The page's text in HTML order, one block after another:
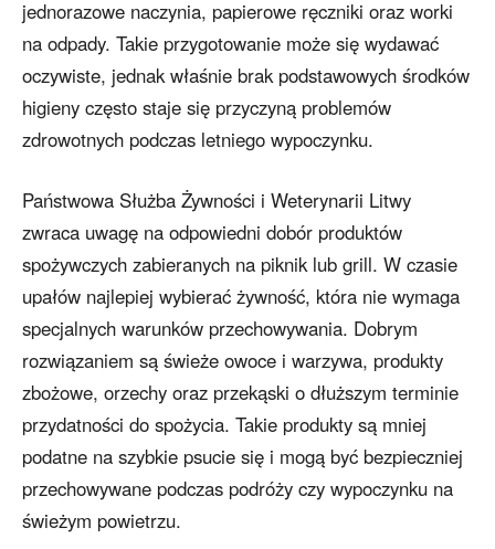
jednorazowe naczynia, papierowe ręczniki oraz worki
na odpady. Takie przygotowanie może się wydawać
oczywiste, jednak właśnie brak podstawowych środków
higieny często staje się przyczyną problemów
zdrowotnych podczas letniego wypoczynku.
Państwowa Służba Żywności i Weterynarii Litwy
zwraca uwagę na odpowiedni dobór produktów
spożywczych zabieranych na piknik lub grill. W czasie
upałów najlepiej wybierać żywność, która nie wymaga
specjalnych warunków przechowywania. Dobrym
rozwiązaniem są świeże owoce i warzywa, produkty
zbożowe, orzechy oraz przekąski o dłuższym terminie
przydatności do spożycia. Takie produkty są mniej
podatne na szybkie psucie się i mogą być bezpieczniej
przechowywane podczas podróży czy wypoczynku na
świeżym powietrzu.